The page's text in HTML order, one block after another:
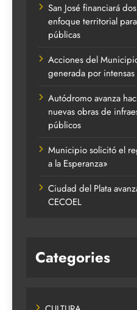
San José financiará
enfoque territorial
públicas
Acciones del
generada por intensas
Autódromo avanza
nuevas obras de
públicos
Municipio solicitó el
a la Esperanza»
Ciudad del Plata
CECOEL
Categories